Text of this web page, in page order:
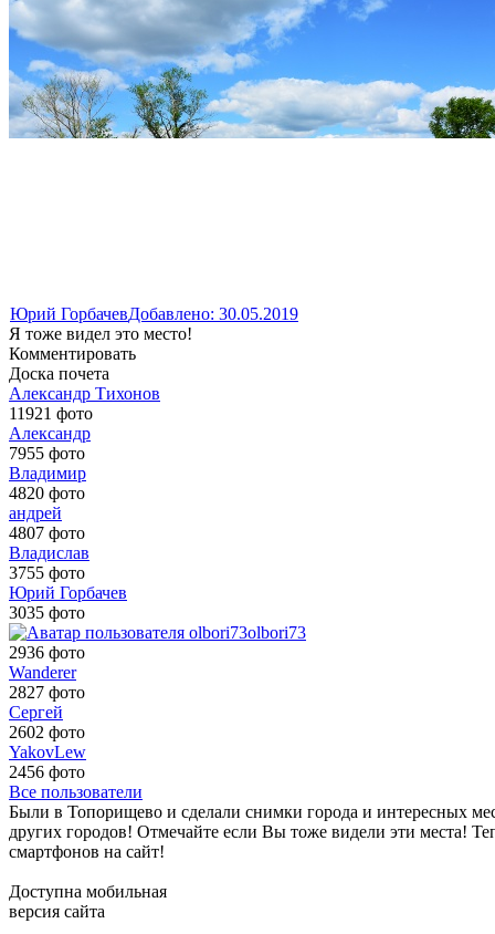
Юрий ГорбачевДобавлено: 30.05.2019
Я тоже видел это место!
Комментировать
Доска почета
Александр Тихонов
11921 фото
Александр
7955 фото
Владимир
4820 фото
андрей
4807 фото
Владислав
3755 фото
Юрий Горбачев
3035 фото
olbori73
2936 фото
Wanderer
2827 фото
Сергей
2602 фото
YakovLew
2456 фото
Все пользователи
Были в Топорищево и сделали снимки города и интересных
других городов! Отмечайте если Вы тоже видели эти места!
смартфонов на сайт!
Доступна мобильная
версия сайта